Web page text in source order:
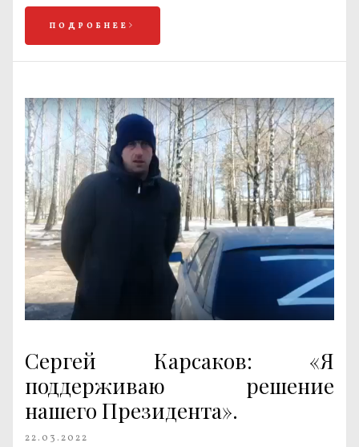
ПОДРОБНЕЕ
Сергей Карсаков: «Я
поддерживаю решение
нашего Президента».
22.03.2022